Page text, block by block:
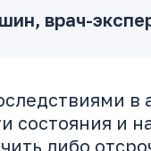
врач-
в
состояния и
либо